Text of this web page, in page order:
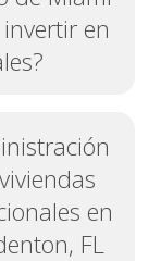
en
en
FL